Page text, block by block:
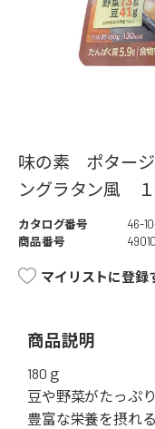
味の素 ポター
ングラタン風
カタログ番号
46-
商品番号
マイリストに登録
商品説明
180ｇ
豆や野菜がたっぷ
豊富な栄養を摂れ